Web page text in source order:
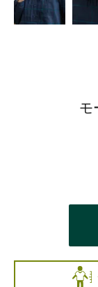
モ